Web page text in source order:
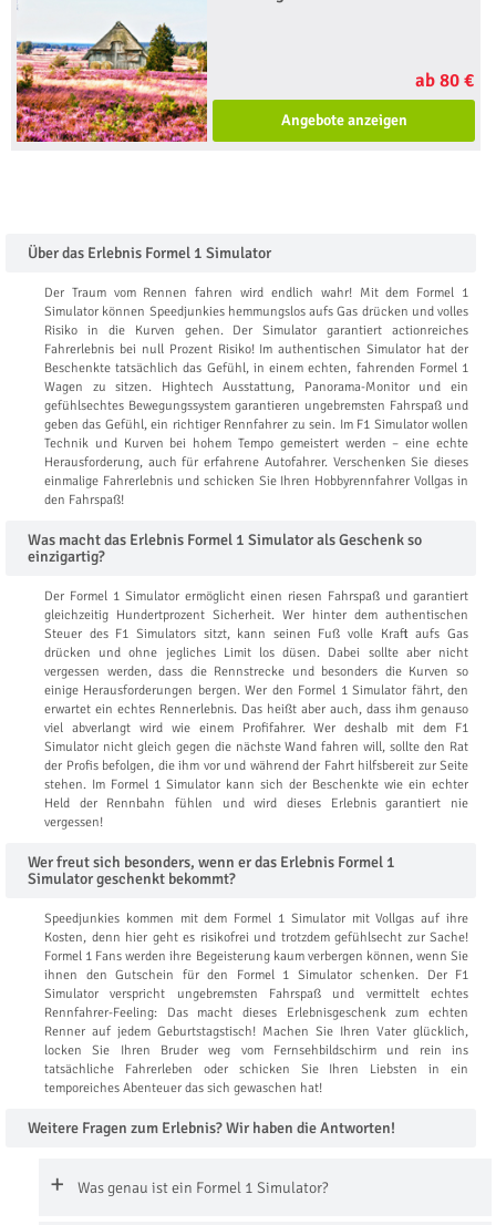
ab 80 €
Angebote anzeigen
Über das Erlebnis Formel 1 Simulator
Der Traum vom Rennen fahren wird endlich wahr! Mit dem Formel 1
Simulator können Speedjunkies hemmungslos aufs Gas drücken und volles
Risiko in die Kurven gehen. Der Simulator garantiert actionreiches
Fahrerlebnis bei null Prozent Risiko! Im authentischen Simulator hat der
Beschenkte tatsächlich das Gefühl, in einem echten, fahrenden Formel 1
Wagen zu sitzen. Hightech Ausstattung, Panorama-Monitor und ein
gefühlsechtes Bewegungssystem garantieren ungebremsten Fahrspaß und
geben das Gefühl, ein richtiger Rennfahrer zu sein. Im F1 Simulator wollen
Technik und Kurven bei hohem Tempo gemeistert werden – eine echte
Herausforderung, auch für erfahrene Autofahrer. Verschenken Sie dieses
einmalige Fahrerlebnis und schicken Sie Ihren Hobbyrennfahrer Vollgas in
den Fahrspaß!
Was macht das Erlebnis Formel 1 Simulator als Geschenk so
einzigartig?
Der Formel 1 Simulator ermöglicht einen riesen Fahrspaß und garantiert
gleichzeitig Hundertprozent Sicherheit. Wer hinter dem authentischen
Steuer des F1 Simulators sitzt, kann seinen Fuß volle Kraft aufs Gas
drücken und ohne jegliches Limit los düsen. Dabei sollte aber nicht
vergessen werden, dass die Rennstrecke und besonders die Kurven so
einige Herausforderungen bergen. Wer den Formel 1 Simulator fährt, den
erwartet ein echtes Rennerlebnis. Das heißt aber auch, dass ihm genauso
viel abverlangt wird wie einem Profifahrer. Wer deshalb mit dem F1
Simulator nicht gleich gegen die nächste Wand fahren will, sollte den Rat
der Profis befolgen, die ihm vor und während der Fahrt hilfsbereit zur Seite
stehen. Im Formel 1 Simulator kann sich der Beschenkte wie ein echter
Held der Rennbahn fühlen und wird dieses Erlebnis garantiert nie
vergessen!
Wer freut sich besonders, wenn er das Erlebnis Formel 1
Simulator geschenkt bekommt?
Speedjunkies kommen mit dem Formel 1 Simulator mit Vollgas auf ihre
Kosten, denn hier geht es risikofrei und trotzdem gefühlsecht zur Sache!
Formel 1 Fans werden ihre Begeisterung kaum verbergen können, wenn Sie
ihnen den Gutschein für den Formel 1 Simulator schenken. Der F1
Simulator verspricht ungebremsten Fahrspaß und vermittelt echtes
Rennfahrer-Feeling: Das macht dieses Erlebnisgeschenk zum echten
Renner auf jedem Geburtstagstisch! Machen Sie Ihren Vater glücklich,
locken Sie Ihren Bruder weg vom Fernsehbildschirm und rein ins
tatsächliche Fahrerleben oder schicken Sie Ihren Liebsten in ein
temporeiches Abenteuer das sich gewaschen hat!
Weitere Fragen zum Erlebnis? Wir haben die Antworten!
Was genau ist ein Formel 1 Simulator?